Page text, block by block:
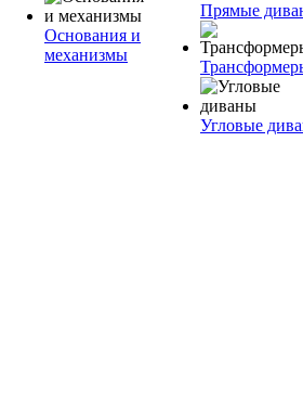
Основания и
механизмы
Прямые
Угловые